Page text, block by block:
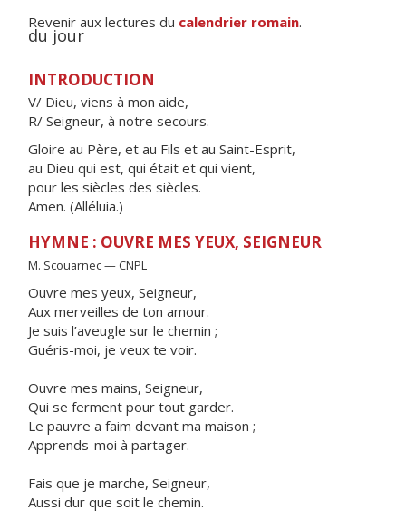
Revenir aux lectures du calendrier romain.
du jour
INTRODUCTION
V/ Dieu, viens à mon aide,
R/ Seigneur, à notre secours.
Gloire au Père, et au Fils et au Saint-Esprit,
au Dieu qui est, qui était et qui vient,
pour les siècles des siècles.
Amen. (Alléluia.)
HYMNE : OUVRE MES YEUX, SEIGNEUR
M. Scouarnec — CNPL
Ouvre mes yeux, Seigneur,
Aux merveilles de ton amour.
Je suis l’aveugle sur le chemin ;
Guéris-moi, je veux te voir.
Ouvre mes mains, Seigneur,
Qui se ferment pour tout garder.
Le pauvre a faim devant ma maison ;
Apprends-moi à partager.
Fais que je marche, Seigneur,
Aussi dur que soit le chemin.